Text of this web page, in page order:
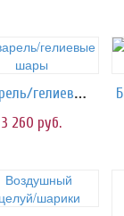
Акварель/гелиевые шары
3 260 руб.